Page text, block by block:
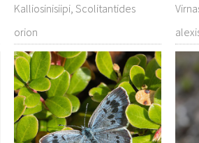
Kalliosinisiipi, Scolitantides
orion